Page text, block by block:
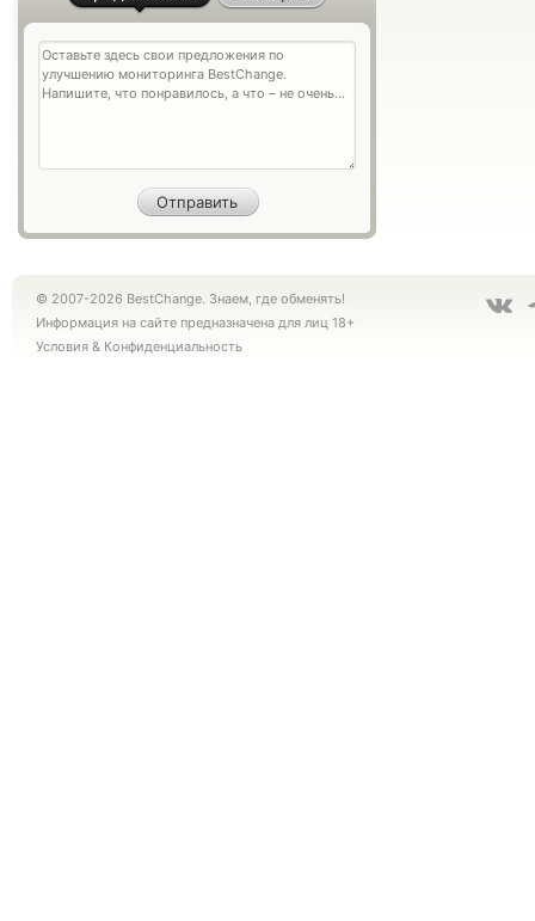
© 2007-2026 BestChange. Знаем, где обменять!
Информация на сайте предназначена для лиц 18+
Условия & Конфиденциальность